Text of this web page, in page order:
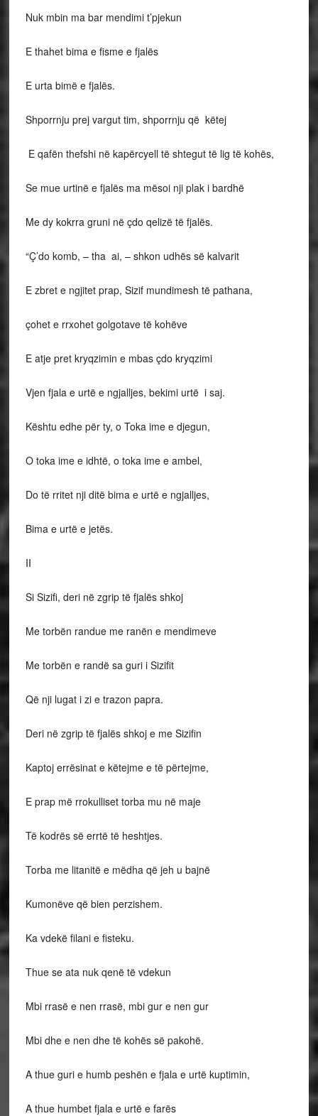
Nuk mbin ma bar mendimi t’pjekun
E thahet bima e fisme e fjalës
E urta bimë e fjalës.
Shporrnju prej vargut tim, shporrnju që këtej
E qafën thefshi në kapërcyell të shtegut të lig të kohës,
Se mue urtinë e fjalës ma mësoi nji plak i bardhë
Me dy kokrra gruni në çdo qelizë të fjalës.
“Ç’do komb, – tha ai, – shkon udhës së kalvarit
E zbret e ngjitet prap, Sizif mundimesh të pathana,
çohet e rrxohet golgotave të kohëve
E atje pret kryqzimin e mbas çdo kryqzimi
Vjen fjala e urtë e ngjalljes, bekimi urtë i saj.
Kështu edhe për ty, o Toka ime e djegun,
O toka ime e idhtë, o toka ime e ambel,
Do të rritet nji ditë bima e urtë e ngjalljes,
Bima e urtë e jetës.
II
Si Sizifi, deri në zgrip të fjalës shkoj
Me torbën randue me ranën e mendimeve
Me torbën e randë sa guri i Sizifit
Që nji lugat i zi e trazon papra.
Deri në zgrip të fjalës shkoj e me Sizifin
Kaptoj errësinat e këtejme e të përtejme,
E prap më rrokulliset torba mu në maje
Të kodrës së errtë të heshtjes.
Torba me litanitë e mëdha që jeh u bajnë
Kumonëve që bien perzishem.
Ka vdekë filani e fisteku.
Thue se ata nuk qenë të vdekun
Mbi rrasë e nen rrasë, mbi gur e nen gur
Mbi dhe e nen dhe të kohës së pakohë.
A thue guri e humb peshën e fjala e urtë kuptimin,
A thue humbet fjala e urtë e farës